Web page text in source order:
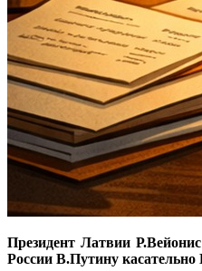
Президент Латвии
России В.Путину